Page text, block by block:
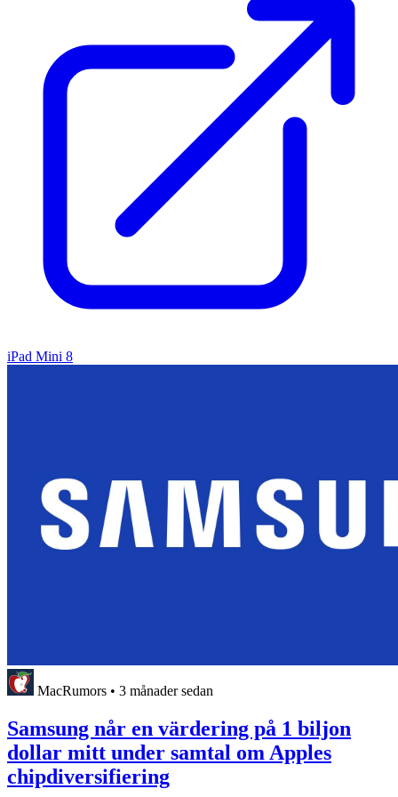
iPad Mini 8
MacRumors • 3 månader sedan
Samsung når en värdering på 1 biljon
dollar mitt under samtal om Apples
chipdiversifiering